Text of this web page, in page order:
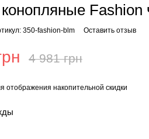
Fashion
350-fashion-blm Оставить отзыв
4 981 грн
отображения накопительной скидки